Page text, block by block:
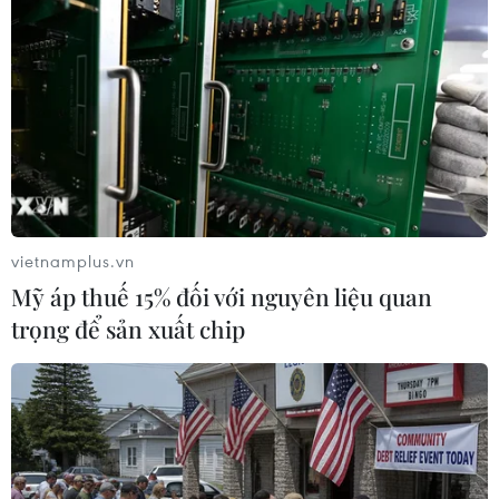
Trang Sports Seoul của Hàn Quốc nhận định:
"Sự chắc chắn trong hệ thống phòng ngự của
tuyển Việt Nam khiến Malaysia không thể ghi
thêm bất cứ bàn thắng nào trong khoảng thời
gian còn lại. Đánh bại Malaysia 1-0 và thắng
chung cuộc 3-2 sau hai lượt trận, đội tuyển Việt
Nam chính thức trở thành nhà Vua mới của
bóng đá Đông Nam Á"./.
vietnamplus.vn
Mỹ áp thuế 15% đối với nguyên liệu quan
trọng để sản xuất chip